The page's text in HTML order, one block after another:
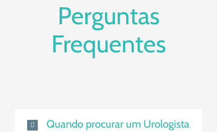
Perguntas
Frequentes
Quando procurar um Urologista